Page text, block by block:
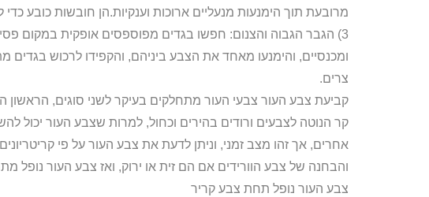
מרובעת תוך הימנעות מנעליים ארוכות וענקיות.הן חובשות כובע כדי
3) הגבר הגבוה והצנום: חפשו בגדים מפוספסים אופקית במקום
ומכנסיים, והימנעו מאחד את הצבע ביניהם, והקפידו לרכוש בגדים
צרים.
קביעת צבע העור צבעי העור מתחלקים בעיקר לשני סוגים, הראשון
קר הנוטה לצבעים ורודים בהירים וכחול, למרות שצבע העור יכול
אחרים, אך זהו מצב זמני, וניתן לדעת את צבע העור על פי
והבחנה של צבע הוורידים אם הם זית או ירוק, ואז צבע העור נופל
צבע העור נופל תחת צבע קריר